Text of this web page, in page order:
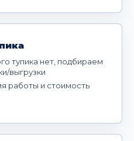
тупика нет, подбираем
выгрузки
работы и стоимость